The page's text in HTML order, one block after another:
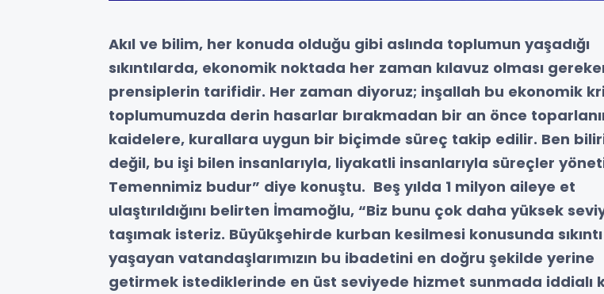
Akıl ve bilim, her konuda olduğu gibi aslında toplumun yaşadığı
sıkıntılarda, ekonomik noktada her zaman kılavuz olması
prensiplerin tarifidir. Her zaman diyoruz; inşallah bu ekonomik
toplumumuzda derin hasarlar bırakmadan bir an önce
kaidelere, kurallara uygun bir biçimde süreç takip edilir. Ben
değil, bu işi bilen insanlarıyla, liyakatli insanlarıyla süreçler
Temennimiz budur” diye konuştu. Beş yılda 1 milyon aileye et
ulaştırıldığını belirten İmamoğlu, “Biz bunu çok daha yüksek
taşımak isteriz. Büyükşehirde kurban kesilmesi konusunda sıkıntı
yaşayan vatandaşlarımızın bu ibadetini en doğru şekilde yerine
getirmek istediklerinde en üst seviyede hizmet sunmada iddialı